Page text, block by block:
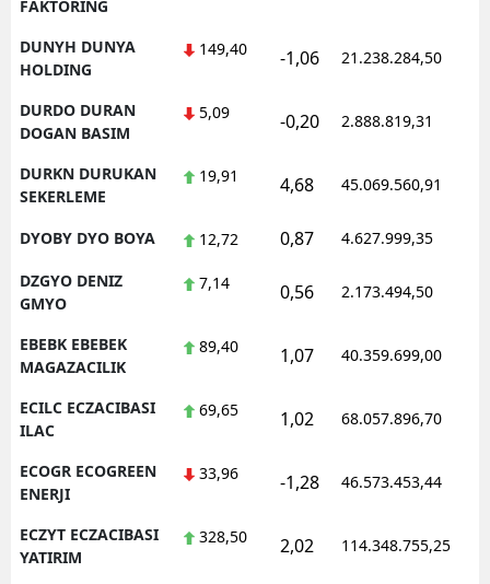
FAKTORING
DUNYH DUNYA
HOLDING
149,40 -1,06 21.238.284,50
DURDO DURAN
DOGAN BASIM
5,09 -0,20 2.888.819,31
DURKN DURUKAN
SEKERLEME
19,91 4,68 45.069.560,91
DYOBY DYO BOYA 12,72 0,87 4.627.999,35
DZGYO DENIZ
GMYO
7,14 0,56 2.173.494,50
EBEBK EBEBEK
MAGAZACILIK
89,40 1,07 40.359.699,00
ECILC ECZACIBASI
ILAC
69,65 1,02 68.057.896,70
ECOGR ECOGREEN
ENERJI
33,96 -1,28 46.573.453,44
ECZYT ECZACIBASI
YATIRIM
328,50 2,02 114.348.755,25